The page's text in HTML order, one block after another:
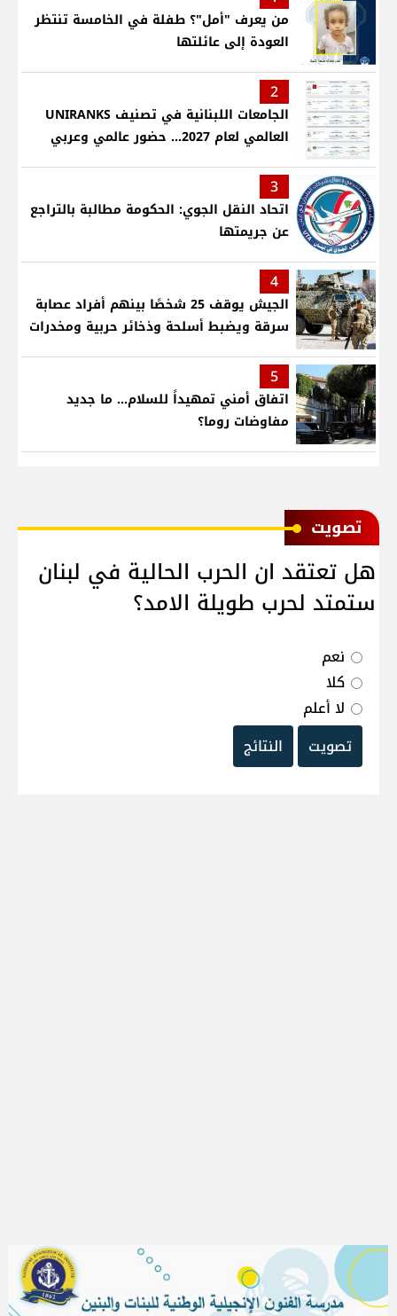
من يعرف "أمل"؟ طفلة في الخامسة تنتظر
العودة إلى عائلتها
2
الجامعات اللبنانية في تصنيف UNIRANKS
العالمي لعام 2027... حضور عالمي وعربي
3
اتحاد النقل الجوي: الحكومة مطالبة بالتراجع
عن جريمتها
4
الجيش يوقف 25 شخصًا بينهم أفراد عصابة
سرقة ويضبط أسلحة وذخائر حربية ومخدرات
5
اتفاق أمني تمهيداً للسلام... ما جديد
مفاوضات روما؟
ﺗﺼﻮﻳﺖ
هل تعتقد ان الحرب الحالية في لبنان
ستمتد لحرب طويلة الامد؟
نعم
كلا
لا أعلم
تصويت
النتائج